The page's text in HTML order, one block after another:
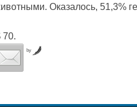
Оказалось, 51,3%
70.
by